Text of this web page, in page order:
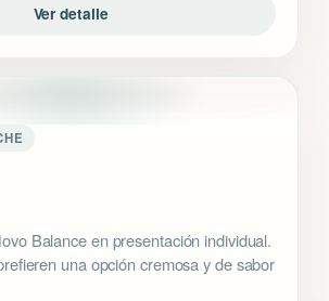
Ver detalle
Balance en presentación individual.
una opción cremosa y de sabor